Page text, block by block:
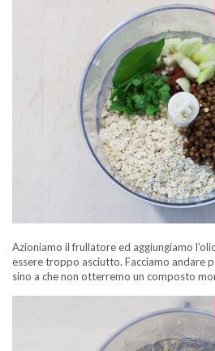
Azioniamo il frullatore ed aggiungiamo
essere troppo asciutto. Facciamo andare
sino a che non otterremo un composto